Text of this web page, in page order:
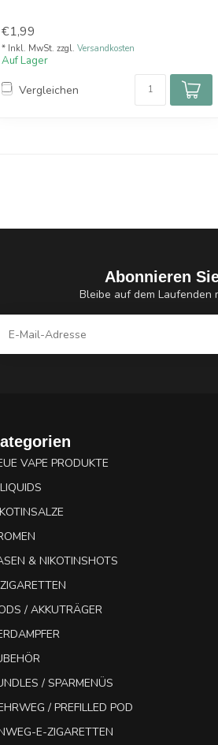
€1,99
* Inkl. MwSt. zzgl. Versandkosten
Auf Lager
Vergleichen
Abonnieren
Bleibe auf dem
VAPE PRODUKTE
& NIKOTINSHOTS
/ AKKUTRÄGER
/ SPARMENÜS
/ PREFILLED POD
E-ZIGARETTEN